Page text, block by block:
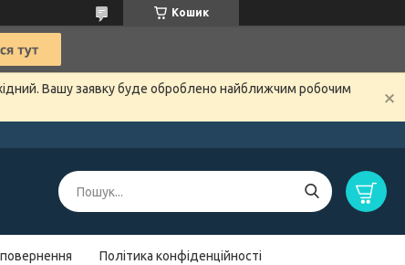
Кошик
Вашу заявку буде оброблено найближчим робочим
Політика конфіденційності